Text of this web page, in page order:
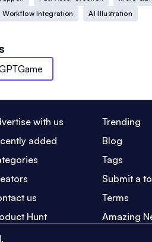
Workflow Integration
AI Illustration
with us
Trending
added
Blog
Tags
Submit a
us
Terms
Hunt
Amazing